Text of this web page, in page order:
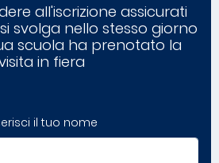
all'iscrizione assicurati
svolga nello stesso giorno
scuola ha prenotato la
in fiera
il tuo nome